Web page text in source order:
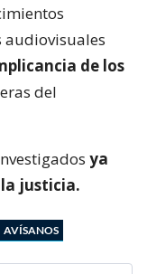
audiovisuales
de los
del
ya
justicia.
AVÍSANOS